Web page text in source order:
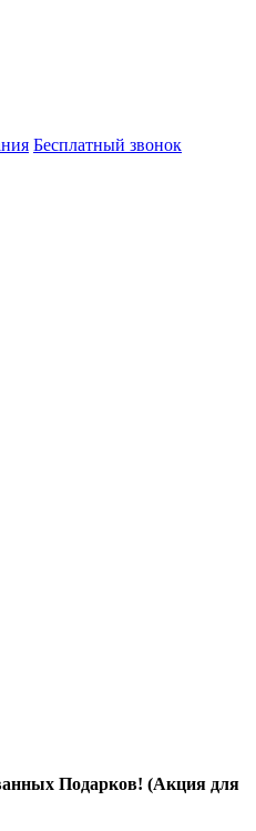
Бесплатный звонок
Подарков! (Акция для